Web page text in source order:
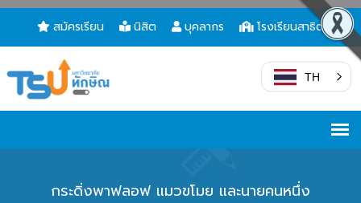
สมัครเรียน นิสิต บุคลากร โรงเรียนสาธิต
TH
กระดิ่งพาฟลอฟ แมวขโมย และนายคนหนึ่ง